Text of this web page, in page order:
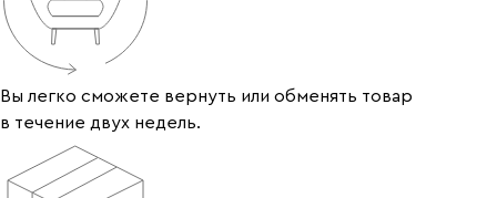
Вы легко сможете вернуть или обменять товар
в течение двух недель.